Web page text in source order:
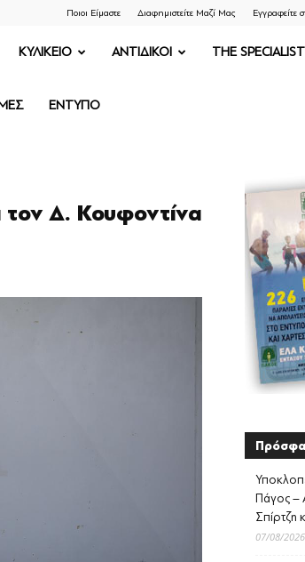
Ποιοι Είμαστε Διαφημιστείτε Μαζί Μας Εγγραφείτε
ΚΥΛΙΚΕΙΟ ΑΝΤΙΔΙΚΟΙ THE SPECIALIST
ΕΝΤΥΠΟ
Δ. Κουφοντίνα
Πάγος –
Σπίρτζη
07/08/2026